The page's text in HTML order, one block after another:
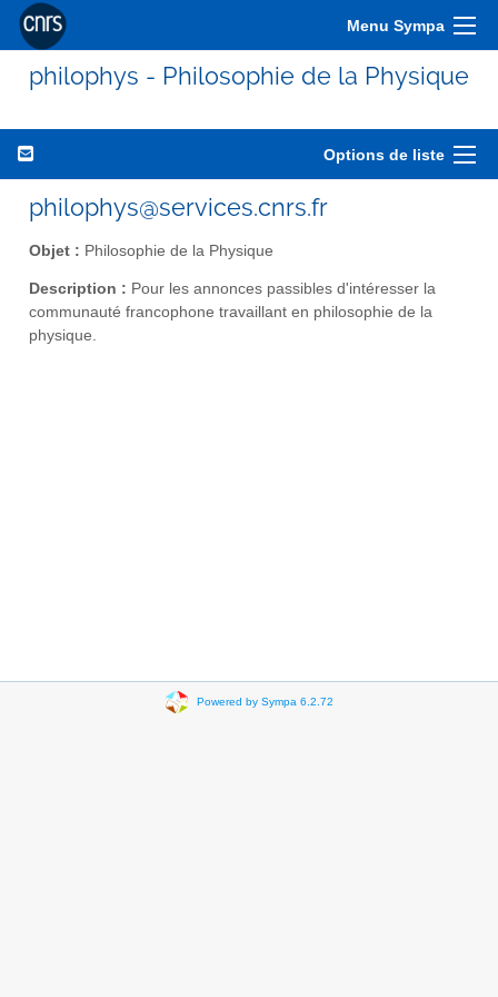
Menu Sympa
philophys - Philosophie de la Physique
Options de liste
philophys@services.cnrs.fr
Objet : Philosophie de la Physique
Description : Pour les annonces passibles d'intéresser la
communauté francophone travaillant en philosophie de la
physique.
Powered by Sympa 6.2.72